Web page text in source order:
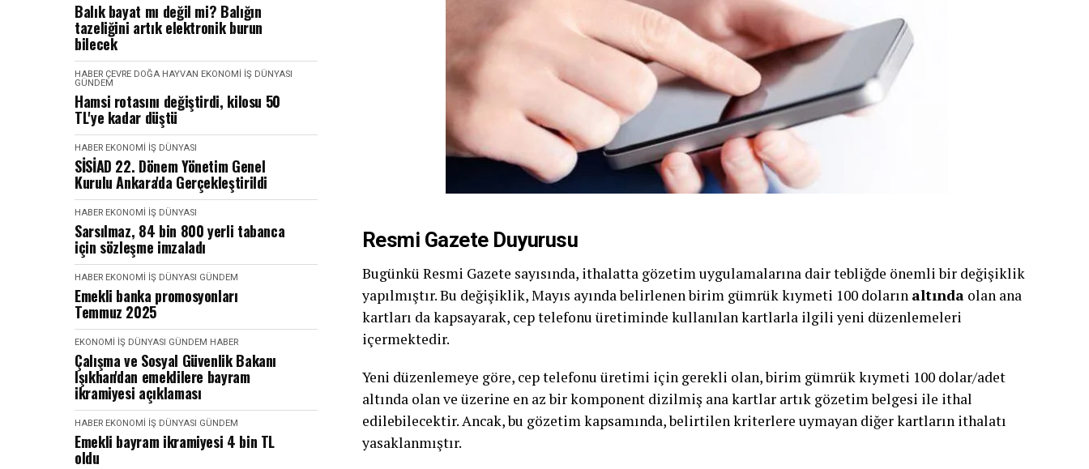
Balık bayat mı değil mi? Balığın
tazeliğini artık elektronik burun
bilecek
HABER ÇEVRE DOĞA HAYVAN EKONOMI İŞ DÜNYASI
GÜNDEM
Hamsi rotasını değiştirdi, kilosu 50
TL'ye kadar düştü
HABER EKONOMI İŞ DÜNYASI
SİSİAD 22. Dönem Yönetim Genel
Kurulu Ankara'da Gerçekleştirildi
HABER EKONOMI İŞ DÜNYASI
Sarsılmaz, 84 bin 800 yerli tabanca
için sözleşme imzaladı
HABER EKONOMI İŞ DÜNYASI GÜNDEM
Emekli banka promosyonları
Temmuz 2025
EKONOMI İŞ DÜNYASI GÜNDEM HABER
Çalışma ve Sosyal Güvenlik Bakanı
Işıkhan'dan emeklilere bayram
ikramiyesi açıklaması
HABER EKONOMI İŞ DÜNYASI GÜNDEM
Emekli bayram ikramiyesi 4 bin TL
oldu
Resmi Gazete Duyurusu
Bugünkü Resmi Gazete sayısında, ithalatta gözetim uygulamalarına dair tebliğde önemli bir değişiklik
yapılmıştır. Bu değişiklik, Mayıs ayında belirlenen birim gümrük kıymeti 100 doların altında olan ana
kartları da kapsayarak, cep telefonu üretiminde kullanılan kartlarla ilgili yeni düzenlemeleri
içermektedir.
Yeni düzenlemeye göre, cep telefonu üretimi için gerekli olan, birim gümrük kıymeti 100 dolar/adet
altında olan ve üzerine en az bir komponent dizilmiş ana kartlar artık gözetim belgesi ile ithal
edilebilecektir. Ancak, bu gözetim kapsamında, belirtilen kriterlere uymayan diğer kartların ithalatı
yasaklanmıştır.